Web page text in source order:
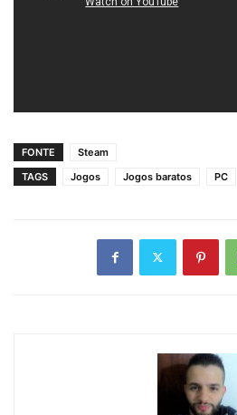
FONTE
Steam
TAGS
Jogos Jogos baratos PC